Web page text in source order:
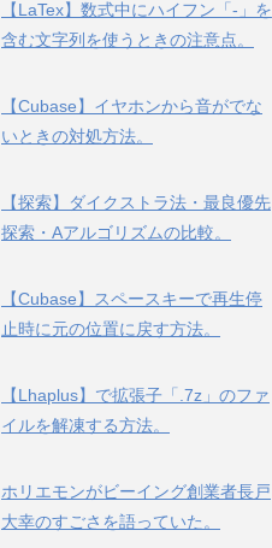
【LaTex】数式中にハイフン「-」を
含む文字列を使うときの注意点。
【Cubase】イヤホンから音がでな
いときの対処方法。
【探索】ダイクストラ法・最良優先
探索・Aアルゴリズムの比較。
【Cubase】スペースキーで再生停
止時に元の位置に戻す方法。
【Lhaplus】で拡張子「.7z」のファ
イルを解凍する方法。
ホリエモンがビーイング創業者長戸
大幸のすごさを語っていた。